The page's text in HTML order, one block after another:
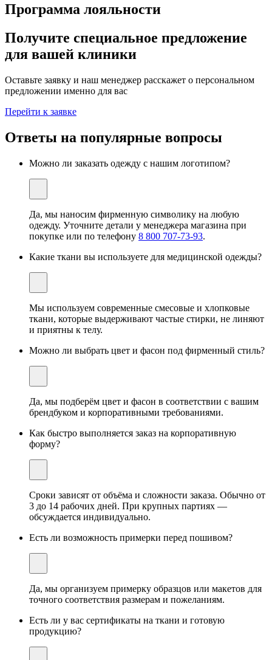
Программа лояльности
Получите специальное предложение
для вашей клиники
Оставьте заявку и наш менеджер расскажет о персональном
предложении именно для вас
Перейти к заявке
Ответы на популярные вопросы
Можно ли заказать одежду с нашим логотипом?
Да, мы наносим фирменную символику на любую
одежду. Уточните детали у менеджера магазина при
покупке или по телефону 8 800 707-73-93.
Какие ткани вы используете для медицинской одежды?
Мы используем современные смесовые и хлопковые
ткани, которые выдерживают частые стирки, не линяют
и приятны к телу.
Можно ли выбрать цвет и фасон под фирменный стиль?
Да, мы подберём цвет и фасон в соответствии с вашим
брендбуком и корпоративными требованиями.
Как быстро выполняется заказ на корпоративную
форму?
Сроки зависят от объёма и сложности заказа. Обычно от
3 до 14 рабочих дней. При крупных партиях —
обсуждается индивидуально.
Есть ли возможность примерки перед пошивом?
Да, мы организуем примерку образцов или макетов для
точного соответствия размерам и пожеланиям.
Есть ли у вас сертификаты на ткани и готовую
продукцию?